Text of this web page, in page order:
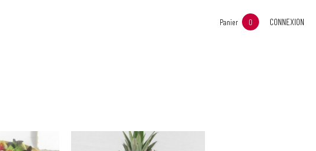
Panier 0 CONNEXION